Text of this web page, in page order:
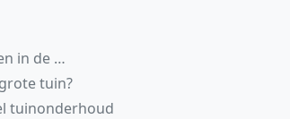
in de …
tuin?
tuinonderhoud